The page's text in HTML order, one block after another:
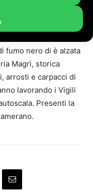
nelle prime ore
fumo nero di è alzata
Magrì, storica
arrosti e carpacci di
lavorando i Vigili
Presenti la